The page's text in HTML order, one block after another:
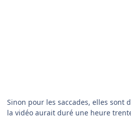
Sinon pour les saccades, elles sont
la vidéo aurait duré une heure